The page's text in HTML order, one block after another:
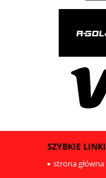
SZYBKIE LINKI
strona główna